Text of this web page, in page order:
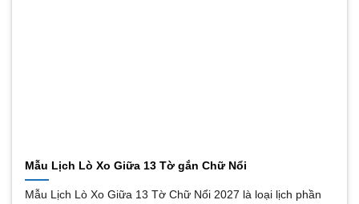
Mẫu Lịch Lò Xo Giữa 13 Tờ gắn Chữ Nổi
Mẫu Lịch Lò Xo Giữa 13 Tờ Chữ Nổi 2027 là loại lịch phần